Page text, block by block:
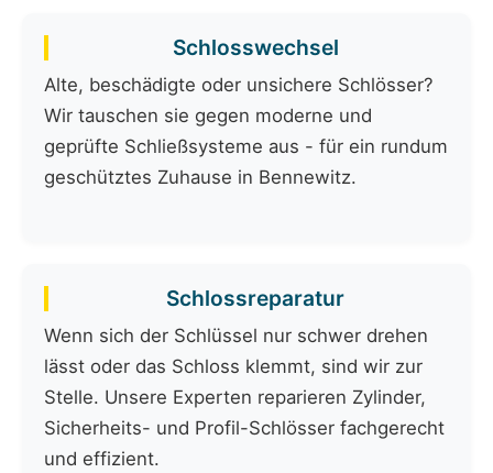
Schlosswechsel
Alte, beschädigte oder unsichere Schlösser?
Wir tauschen sie gegen moderne und
geprüfte Schließsysteme aus - für ein rundum
geschütztes Zuhause in Bennewitz.
Schlossreparatur
Wenn sich der Schlüssel nur schwer drehen
lässt oder das Schloss klemmt, sind wir zur
Stelle. Unsere Experten reparieren Zylinder,
Sicherheits- und Profil-Schlösser fachgerecht
und effizient.